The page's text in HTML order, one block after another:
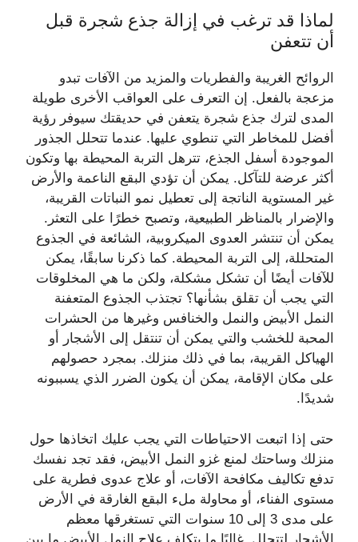
لماذا قد ترغب في إزالة جذع شجرة قبل
أن تتعفن
الروائح الغريبة والفطريات والمزيد من الآفات تبدو
مزعجة بالفعل. إن التعرف على العواقب الأخرى طويلة
المدى لترك جذع شجرة يتعفن في حديقتك سيوفر رؤية
أفضل للمخاطر التي تنطوي عليها. عندما تتحلل الجذور
الموجودة أسفل الجذع، تترهل التربة المحيطة بها وتكون
أكثر عرضة للتآكل. يمكن أن تؤدي البقع الناعمة والأرض
غير المستوية الناتجة إلى تعطيل نمو النباتات القريبة،
والإضرار بالمناظر الطبيعية، وتصبح خطرًا على التعثر.
يمكن أن تنتشر العدوى الميكروبية، الشائعة في الجذوع
المتحللة، إلى التربة المحيطة. كما ذكرنا سابقًا، يمكن
للآفات أيضًا أن تشكل مشكلة، ولكن ما هي المخلوقات
التي يجب أن تقلق بشأنها؟ تجتذب الجذوع المتعفنة
النمل الأبيض والنمل والخنافس وغيرها من الحشرات
المحبة للخشب والتي يمكن أن تنتقل إلى الأشجار أو
الهياكل القريبة، بما في ذلك منزلك. بمجرد حصولهم
على مكان الإقامة، يمكن أن يكون الضرر الذي يسببونه
شديدًا.
حتى إذا اتبعت الاحتياطات التي يجب عليك اتخاذها حول
منزلك وساحتك لمنع غزو النمل الأبيض، فقد تجد نفسك
تدفع تكاليف مكافحة الآفات، أو علاج عدوى فطرية على
مستوى الفناء، أو محاولة ملء البقع الغارقة في الأرض
على مدى 3 إلى 10 سنوات التي تستغرقها معظم
الأشجار لتتحلل. غالبًا ما يتكلف علاج النمل الأبيض ما بين